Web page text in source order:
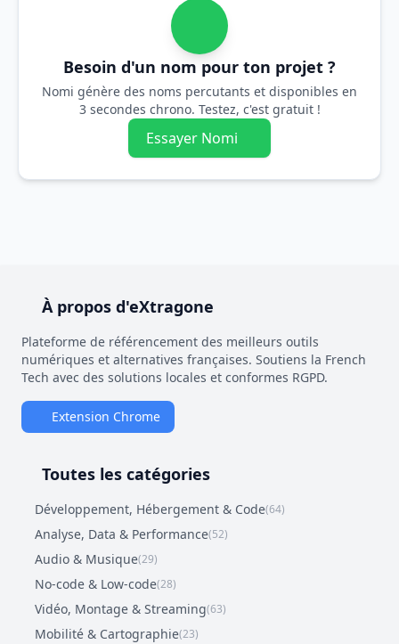
Besoin d'un nom pour ton projet ?
Nomi génère des noms percutants et disponibles en
3 secondes chrono. Testez, c'est gratuit !
Essayer Nomi
À propos d'eXtragone
Plateforme de référencement des meilleurs outils
numériques et alternatives françaises. Soutiens la French
Tech avec des solutions locales et conformes RGPD.
Extension Chrome
Toutes les catégories
Développement, Hébergement & Code(64)
Analyse, Data & Performance(52)
Audio & Musique(29)
No-code & Low-code(28)
Vidéo, Montage & Streaming(63)
Mobilité & Cartographie(23)